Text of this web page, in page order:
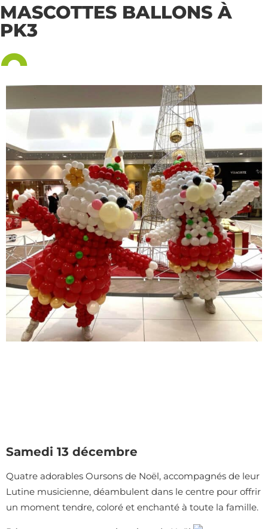
MASCOTTES BALLONS À
PK3
Samedi 13 décembre
Quatre adorables Oursons de Noël, accompagnés de leur
Lutine musicienne, déambulent dans le centre pour offrir
un moment tendre, coloré et enchanté à toute la famille.